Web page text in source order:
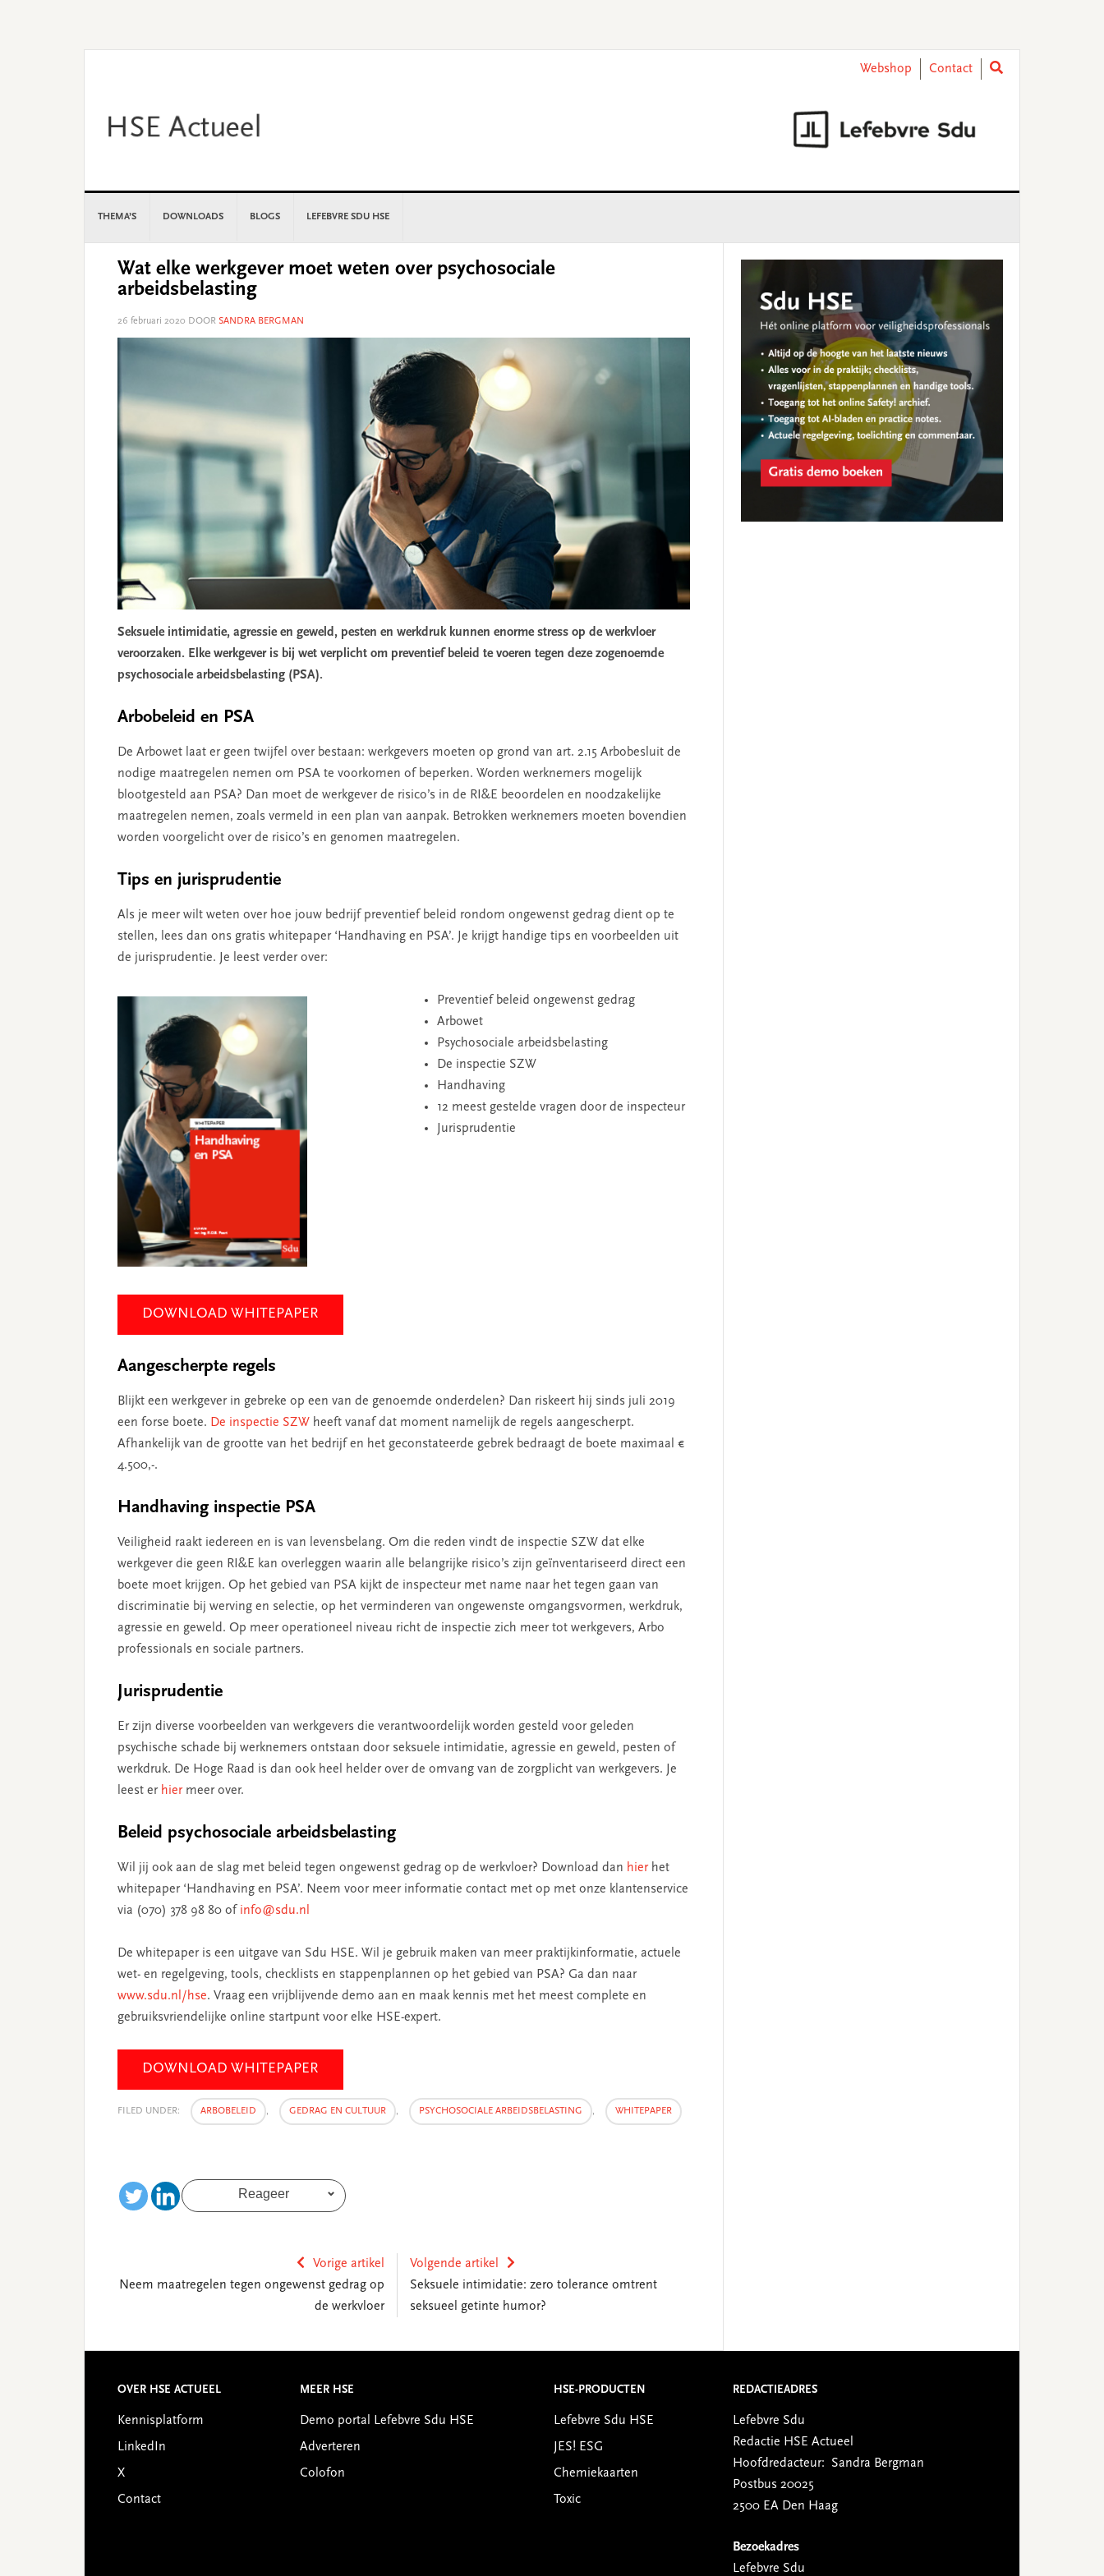
Webshop
Contact
THEMA’S DOWNLOADS BLOGS LEFEBVRE SDU HSE
Wat elke werkgever moet weten over psychosociale
arbeidsbelasting
26 februari 2020 DOOR SANDRA BERGMAN
Seksuele intimidatie, agressie en geweld, pesten en werkdruk kunnen enorme stress op de werkvloer
veroorzaken. Elke werkgever is bij wet verplicht om preventief beleid te voeren tegen deze zogenoemde
psychosociale arbeidsbelasting (PSA).
Arbobeleid en PSA
De Arbowet laat er geen twijfel over bestaan: werkgevers moeten op grond van art. 2.15 Arbobesluit de
nodige maatregelen nemen om PSA te voorkomen of beperken. Worden werknemers mogelijk
blootgesteld aan PSA? Dan moet de werkgever de risico’s in de RI&E beoordelen en noodzakelijke
maatregelen nemen, zoals vermeld in een plan van aanpak. Betrokken werknemers moeten bovendien
worden voorgelicht over de risico’s en genomen maatregelen.
Tips en jurisprudentie
Als je meer wilt weten over hoe jouw bedrijf preventief beleid rondom ongewenst gedrag dient op te
stellen, lees dan ons gratis whitepaper ‘Handhaving en PSA’. Je krijgt handige tips en voorbeelden uit
de jurisprudentie. Je leest verder over:
Preventief beleid ongewenst gedrag
Arbowet
Psychosociale arbeidsbelasting
De inspectie SZW
Handhaving
12 meest gestelde vragen door de inspecteur
Jurisprudentie
DOWNLOAD WHITEPAPER
Aangescherpte regels
Blijkt een werkgever in gebreke op een van de genoemde onderdelen? Dan riskeert hij sinds juli 2019
een forse boete. De inspectie SZW heeft vanaf dat moment namelijk de regels aangescherpt.
Afhankelijk van de grootte van het bedrijf en het geconstateerde gebrek bedraagt de boete maximaal €
4.500,-.
Handhaving inspectie PSA
Veiligheid raakt iedereen en is van levensbelang. Om die reden vindt de inspectie SZW dat elke
werkgever die geen RI&E kan overleggen waarin alle belangrijke risico’s zijn geïnventariseerd direct een
boete moet krijgen. Op het gebied van PSA kijkt de inspecteur met name naar het tegen gaan van
discriminatie bij werving en selectie, op het verminderen van ongewenste omgangsvormen, werkdruk,
agressie en geweld. Op meer operationeel niveau richt de inspectie zich meer tot werkgevers, Arbo
professionals en sociale partners.
Jurisprudentie
Er zijn diverse voorbeelden van werkgevers die verantwoordelijk worden gesteld voor geleden
psychische schade bij werknemers ontstaan door seksuele intimidatie, agressie en geweld, pesten of
werkdruk. De Hoge Raad is dan ook heel helder over de omvang van de zorgplicht van werkgevers. Je
leest er hiermeer over.
Beleid psychosociale arbeidsbelasting
Wil jij ook aan de slag met beleid tegen ongewenst gedrag op de werkvloer? Download dan hierhet
whitepaper ‘Handhaving en PSA’. Neem voor meer informatie contact met op met onze klantenservice
via (070) 378 98 80 of info@sdu.nl
De whitepaper is een uitgave van Sdu HSE. Wil je gebruik maken van meer praktijkinformatie, actuele
wet- en regelgeving, tools, checklists en stappenplannen op het gebied van PSA? Ga dan naar
www.sdu.nl/hse. Vraag een vrijblijvende demo aan en maak kennis met het meest complete en
gebruiksvriendelijke online startpunt voor elke HSE-expert.
DOWNLOAD WHITEPAPER
FILED UNDER: ARBOBELEID , GEDRAG EN CULTUUR , PSYCHOSOCIALE ARBEIDSBELASTING , WHITEPAPER
Reageer
Vorige artikel
Neem maatregelen tegen ongewenst gedrag op
de werkvloer
Volgende artikel
Seksuele intimidatie: zero tolerance omtrent
seksueel getinte humor?
Interactions
Footer
OVER HSE ACTUEEL
Kennisplatform
LinkedIn
X
Contact
MEER HSE
Demo portal Lefebvre Sdu HSE
Adverteren
Colofon
HSE-PRODUCTEN
Lefebvre Sdu HSE
JES! ESG
Chemiekaarten
Toxic
REDACTIEADRES
Lefebvre Sdu
Redactie HSE Actueel
Hoofdredacteur: Sandra Bergman
Postbus 20025
2500 EA Den Haag
Bezoekadres
Lefebvre Sdu